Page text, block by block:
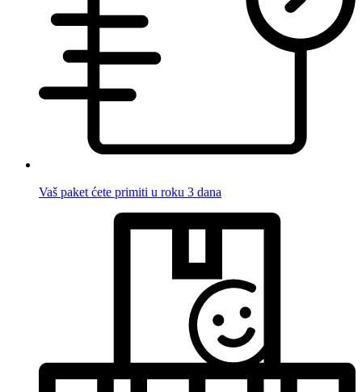
Vaš paket ćete primiti u roku 3 dana